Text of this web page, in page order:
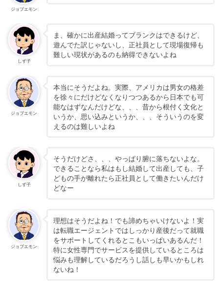
ジョブエモン
しず子
ま、確かに出産結婚ってブランクはできるけど、
遊んでた訳じゃないし、正社員として現場復帰も
難しい現状があるのも納得できないよね
ジョブエモン
本当にそうだよね。実際、アメリカは男女の格差
を徐々にだけどなくなりつつあるから日本でも可
能なはずなんだけどな、、、昔から根付く文化と
いうか、思い込みというか、、、そういうのを変
えるのは難しいよね
しず子
そうだけどさ、、、やっぱり腑に落ちないよな。
できることなら私はもし結婚して出産しても、子
どもの手が離れたら正社員として働きたいんだけ
どなー
ジョブエモン
理想はそうだよね！でも諦めちゃいけないよ！実
は転職エージェントではしっかり産後だって就職
をサポートしてくれるとこもいっぱいあるんだ！
特に女性専門でサービスを提供しているところは
悩みも理解しているだろうし話しも早いかもしれ
ないね！